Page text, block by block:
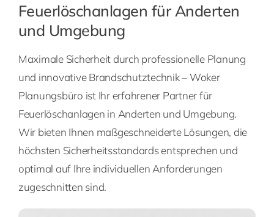
Feuerlöschanlagen für Anderten
und Umgebung
Maximale Sicherheit durch professionelle Planung
und innovative Brandschutztechnik – Woker
Planungsbüro ist Ihr erfahrener Partner für
Feuerlöschanlagen in Anderten und Umgebung.
Wir bieten Ihnen maßgeschneiderte Lösungen, die
höchsten Sicherheitsstandards entsprechen und
optimal auf Ihre individuellen Anforderungen
zugeschnitten sind.